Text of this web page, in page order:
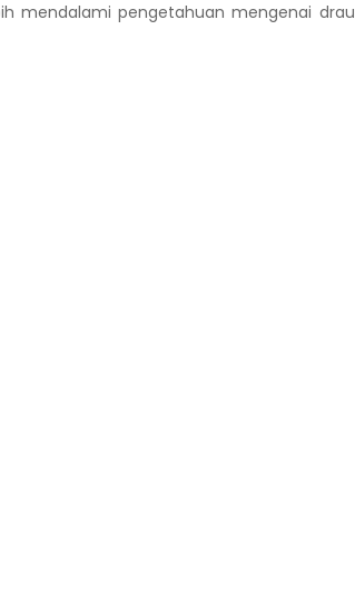
mendalami pengetahuan mengenai